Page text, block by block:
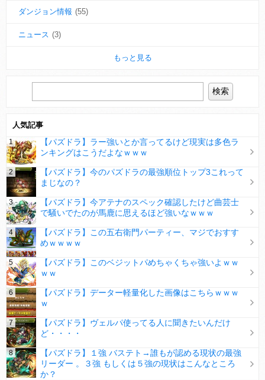
ダンジョン情報 (55)
ニュース (3)
もっと見る
人気記事
【パズドラ】ラー強いとか言ってるけど現実は多色ラ
ンキングはこうだよなｗｗｗ
【パズドラ】今のパズドラの最強順位トップ3これって
まじなの？
【パズドラ】今アテナのスペック確認したけど曲芸士
で騒いでたのが馬鹿に思えるほど強いなｗｗｗ
【パズドラ】この五右衛門パーティー、マジでおすす
めｗｗｗｗ
【パズドラ】このベジットパめちゃくちゃ強いよｗｗ
ｗｗ
【パズドラ】データー軽量化した画像はこちらｗｗｗ
ｗ
【パズドラ】ヴェルパ使ってる人に聞きたいんだけ
ど・・・・
【パズドラ】１強 バステト→誰もが認める現状の最強
リーダー 。３強 もしくは５強の現状はこんなところ
か？